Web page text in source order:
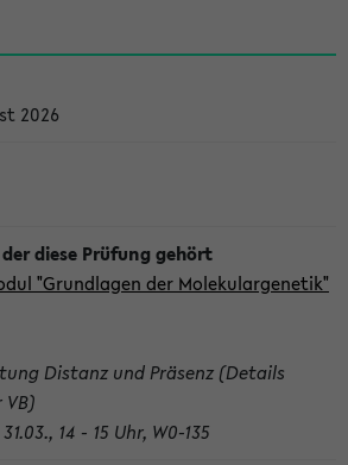
2026
"Grundlagen der Molekulargenetik"
Distanz und Präsenz (Details
14 - 15 Uhr, W0-135